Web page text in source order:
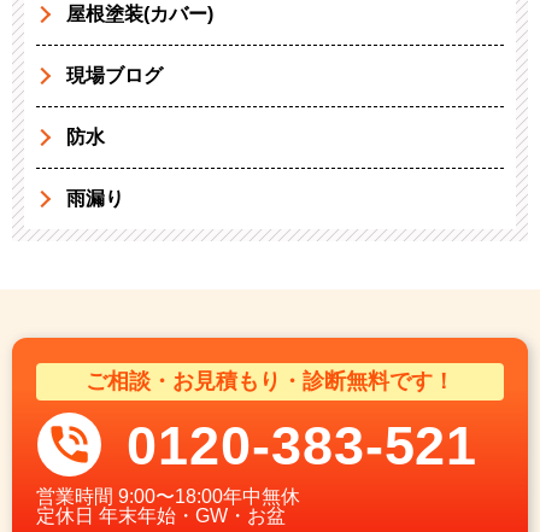
屋根塗装(カバー)
現場ブログ
防水
雨漏り
ご相談・お見積もり・診断無料です！
0120-383-521
営業時間 9:00〜18:00年中無休
定休日 年末年始・GW・お盆